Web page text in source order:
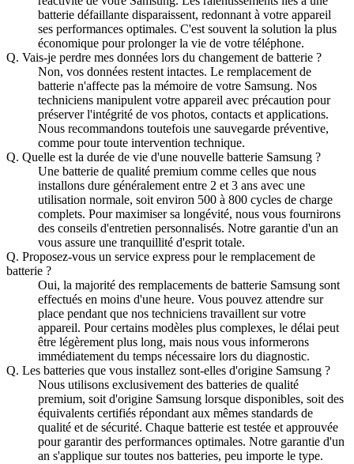
batterie défaillante disparaissent, redonnant à votre appareil
ses performances optimales. C'est souvent la solution la plus
économique pour prolonger la vie de votre téléphone.
Q. Vais-je perdre mes données lors du changement de batterie ?
Non, vos données restent intactes. Le remplacement de
batterie n'affecte pas la mémoire de votre Samsung. Nos
techniciens manipulent votre appareil avec précaution pour
préserver l'intégrité de vos photos, contacts et applications.
Nous recommandons toutefois une sauvegarde préventive,
comme pour toute intervention technique.
Q. Quelle est la durée de vie d'une nouvelle batterie Samsung ?
Une batterie de qualité premium comme celles que nous
installons dure généralement entre 2 et 3 ans avec une
utilisation normale, soit environ 500 à 800 cycles de charge
complets. Pour maximiser sa longévité, nous vous fournirons
des conseils d'entretien personnalisés. Notre garantie d'un an
vous assure une tranquillité d'esprit totale.
Q. Proposez-vous un service express pour le remplacement de
batterie ?
Oui, la majorité des remplacements de batterie Samsung sont
effectués en moins d'une heure. Vous pouvez attendre sur
place pendant que nos techniciens travaillent sur votre
appareil. Pour certains modèles plus complexes, le délai peut
être légèrement plus long, mais nous vous informerons
immédiatement du temps nécessaire lors du diagnostic.
Q. Les batteries que vous installez sont-elles d'origine Samsung ?
Nous utilisons exclusivement des batteries de qualité
premium, soit d'origine Samsung lorsque disponibles, soit des
équivalents certifiés répondant aux mêmes standards de
qualité et de sécurité. Chaque batterie est testée et approuvée
pour garantir des performances optimales. Notre garantie d'un
an s'applique sur toutes nos batteries, peu importe le type.